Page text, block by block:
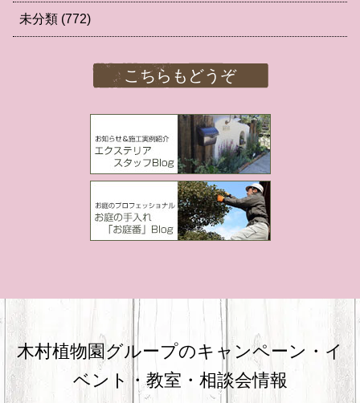
未分類 (772)
こちらもどうぞ
木村植物園グループのキャンペーン・ イ
ベント・教室・相談会情報